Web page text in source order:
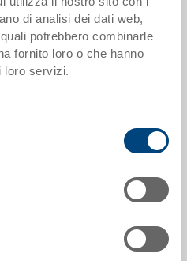
di analisi dei dati web,
potrebbero combinarle
fornito loro o che hanno
loro servizi.
EUR 23,76
EUR 22,87